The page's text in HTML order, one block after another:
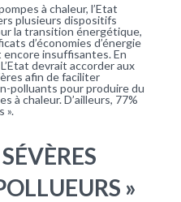
à chaleur, l’Etat
plusieurs dispositifs
la transition énergétique,
d’économies d’énergie
encore insuffisantes. En
devrait accorder aux
afin de faciliter
polluants pour produire du
à chaleur. D’ailleurs, 77%
».
»